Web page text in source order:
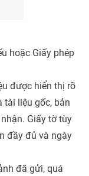
hoặc Giấy phép
được hiển thị rõ
tài liệu gốc, bản
Giấy tờ tùy
đầy đủ và ngày
đã gửi, quá